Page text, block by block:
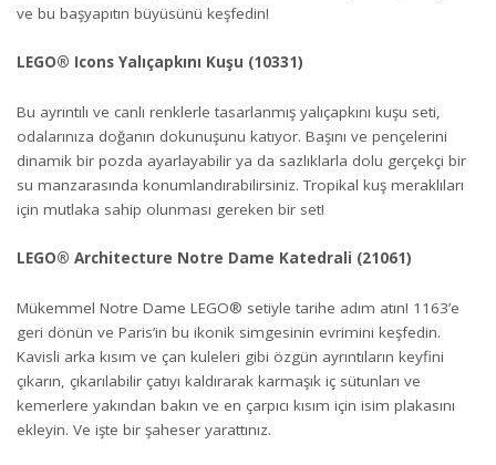
ve bu başyapıtın büyüsünü keşfedin!
LEGO® Icons Yalıçapkını Kuşu (10331)
Bu ayrıntılı ve canlı renklerle tasarlanmış yalıçapkını kuşu seti,
odalarınıza doğanın dokunuşunu katıyor. Başını ve pençelerini
dinamik bir pozda ayarlayabilir ya da sazlıklarla dolu gerçekçi bir
su manzarasında konumlandırabilirsiniz. Tropikal kuş meraklıları
için mutlaka sahip olunması gereken bir set!
LEGO® Architecture Notre Dame Katedrali (21061)
Mükemmel Notre Dame LEGO® setiyle tarihe adım atın! 1163’e
geri dönün ve Paris’in bu ikonik simgesinin evrimini keşfedin.
Kavisli arka kısım ve çan kuleleri gibi özgün ayrıntıların keyfini
çıkarın, çıkarılabilir çatıyı kaldırarak karmaşık iç sütunları ve
kemerlere yakından bakın ve en çarpıcı kısım için isim plakasını
ekleyin. Ve işte bir şaheser yarattınız.